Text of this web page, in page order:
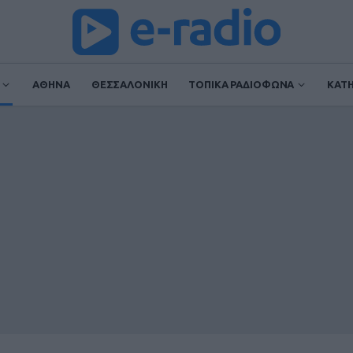
ΑΘΗΝΑ ΘΕΣΣΑΛΟΝΙΚΗ ΤΟΠΙΚΑ ΡΑΔΙΟΦΩΝΑ